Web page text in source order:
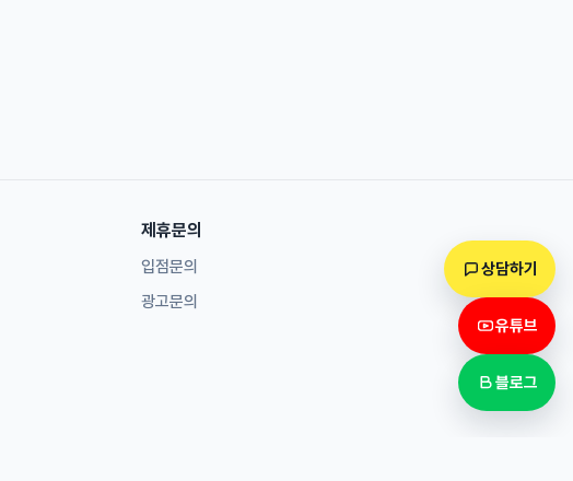
제휴문의
입점문의
광고문의
상담하기
유튜브
블로그